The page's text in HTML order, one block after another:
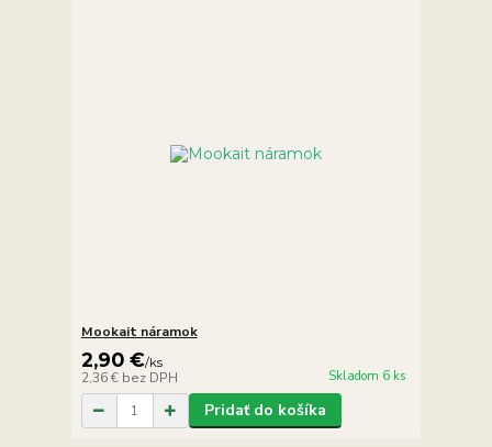
Mookait náramok
2,90 €/ks
2,36 € bez DPH Skladom 6 ks
Pridať do košíka